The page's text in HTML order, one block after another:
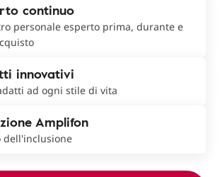
continuo
personale esperto prima, durante e
innovativi
ad ogni stile di vita
Amplifon
dell'inclusione